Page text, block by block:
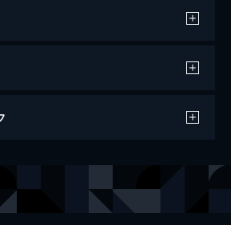
像
ジャンヌ・モロー